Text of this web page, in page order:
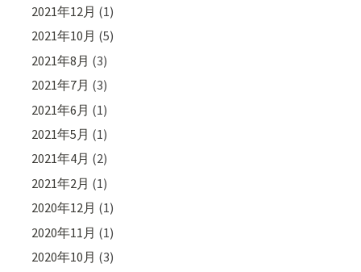
2021年12月 (1)
2021年10月 (5)
2021年8月 (3)
2021年7月 (3)
2021年6月 (1)
2021年5月 (1)
2021年4月 (2)
2021年2月 (1)
2020年12月 (1)
2020年11月 (1)
2020年10月 (3)